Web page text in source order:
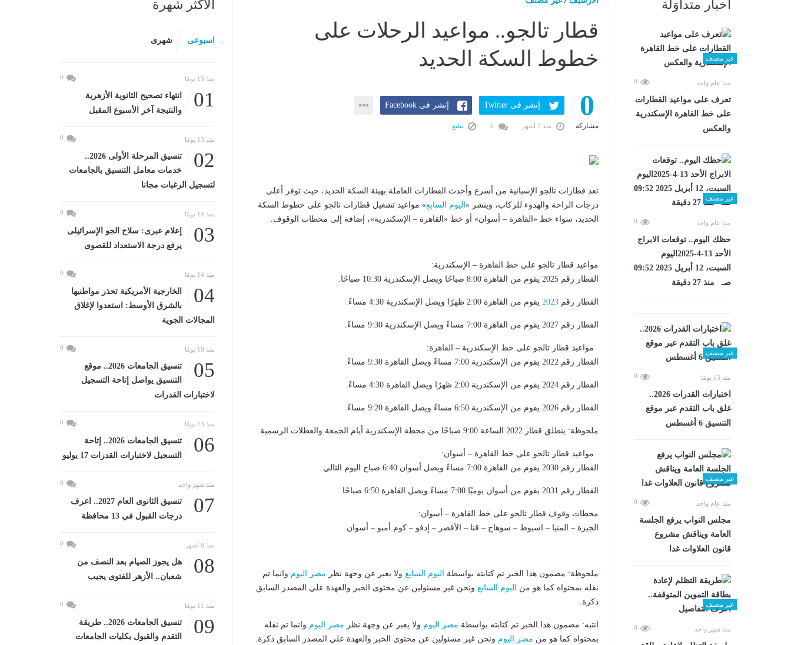
أخبار متداوَلة
غير مصنف
منذ عام واحد 0
تعرف على مواعيد القطارات
على خط القاهرة الإسكندرية
والعكس
غير مصنف
منذ عام واحد 0
حظك اليوم.. توقعات الابراج
الأحد 13-4-2025اليوم
السبت، 12 أبريل 2025 09:52
صـ منذ 27 دقيقة
غير مصنف
منذ 13 يومًا 0
اختبارات القدرات 2026..
غلق باب التقدم عبر موقع
التنسيق 6 أغسطس
غير مصنف
منذ عام واحد 0
مجلس النواب يرفع الجلسة
العامة ويناقش مشروع
قانون العلاوات غدا
غير مصنف
منذ شهر واحد 0
قطار تالجو.. مواعيد الرحلات على
خطوط السكة الحديد
0
مشاركة
إنشر فى Twitter إنشر فى Facebook
منذ 3 أشهر تبليغ
تعد قطارات تالجو الإسبانية من أسرع وأحدث القطارات العاملة بهيئة السكة الحديد، حيث توفر أعلى
درجات الراحة والهدوء للركاب، وينشر « اليوم السابع» مواعيد تشغيل قطارات تالجو على خطوط السكة
الحديد، سواء خط «القاهرة – أسوان» أو خط «القاهرة – الإسكندرية»، إضافة إلى محطات الوقوف.
مواعيد قطار تالجو على خط القاهرة – الإسكندرية:
القطار رقم 2025 يقوم من القاهرة 8:00 صباحًا ويصل الإسكندرية 10:30 صباحًا.
القطار رقم 2023 يقوم من القاهرة 2:00 ظهرًا ويصل الإسكندرية 4:30 مساءً.
القطار رقم 2027 يقوم من القاهرة 7:00 مساءً ويصل الإسكندرية 9:30 مساءً.
مواعيد قطار تالجو على خط الإسكندرية – القاهرة:
القطار رقم 2022 يقوم من الإسكندرية 7:00 مساءً ويصل القاهرة 9:30 مساءً.
القطار رقم 2024 يقوم من الإسكندرية 2:00 ظهرًا ويصل القاهرة 4:30 مساءً.
القطار رقم 2026 يقوم من الإسكندرية 6:50 مساءً ويصل القاهرة 9:20 مساءً.
ملحوظة: ينطلق قطار 2022 الساعة 9:00 صباحًا من محطة الإسكندرية أيام الجمعة والعطلات الرسمية.
مواعيد قطار تالجو على خط القاهرة – أسوان:
القطار رقم 2030 يقوم من القاهرة 7:00 مساءً ويصل أسوان 6:40 صباح اليوم التالي.
القطار رقم 2031 يقوم من أسوان يوميًا 7:00 مساءً ويصل القاهرة 6:50 صباحًا.
محطات وقوف قطار تالجو على خط القاهرة – أسوان:
الجيزة – المنيا – اسيوط – سوهاج – قنا – الأقصر – إدفو – كوم أمبو – أسوان.
ملحوظة: مضمون هذا الخبر تم كتابته بواسطة اليوم السابع ولا يعبر عن وجهة نظر مصر اليوم وانما تم
نقله بمحتواه كما هو من
اليوم السابع ونحن غير مسئولين عن محتوى الخبر والعهدة علي المصدر السابق
ذكرة.
انتبه: مضمون هذا الخبر تم كتابته بواسطة مصر اليوم ولا يعبر عن وجهة نظر مصر اليوم وانما تم نقله
بمحتواه كما هو من مصر اليوم ونحن غير مسئولين عن محتوى الخبر والعهدة علي المصدر السابق ذكرة.
الأكثر شهرة
اسبوعى شهرى
منذ 15 يومًا 0
01
انتهاء تصحيح الثانوية الأزهرية
والنتيجة آخر الأسبوع المقبل
منذ 13 يومًا 0
02
تنسيق المرحلة الأولى 2026..
خدمات معامل التنسيق بالجامعات
لتسجيل الرغبات مجانا
منذ 14 يومًا 0
03
إعلام عبرى: سلاح الجو الإسرائيلى
يرفع درجة الاستعداد للقصوى
منذ 14 يومًا 0
04
الخارجية الأمريكية تحذر مواطنيها
بالشرق الأوسط: استعدوا لإغلاق
المجالات الجوية
منذ 18 يومًا 0
05
تنسيق الجامعات 2026.. موقع
التنسيق يواصل إتاحة التسجيل
لاختبارات القدرات
منذ 23 يومًا 0
06
تنسيق الجامعات 2026.. إتاحة
التسجيل لاختبارات القدرات 17 يوليو
منذ شهر واحد 0
07
تنسيق الثانوى العام 2027.. اعرف
درجات القبول في 13 محافظة
منذ 6 أشهر 0
08
هل يجوز الصيام بعد النصف من
شعبان.. الأزهر للفتوى يجيب
منذ 11 يومًا 0
09
تنسيق الجامعات 2026.. طريقة
التقدم والقبول بكليات الجامعات